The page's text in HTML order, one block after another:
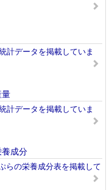
計データを掲載していま
計データを掲載していま
成分
らの栄養成分表を掲載して